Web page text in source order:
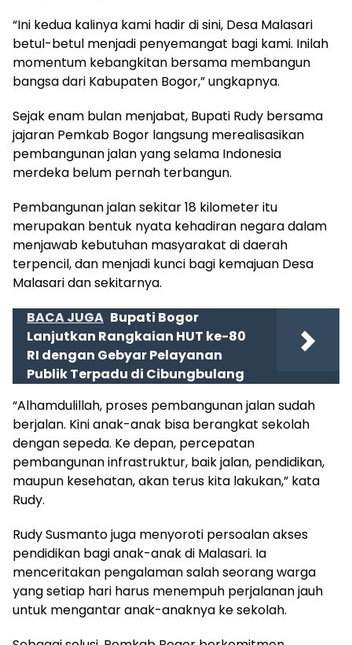
“Ini kedua kalinya kami hadir di sini, Desa Malasari
betul-betul menjadi penyemangat bagi kami. Inilah
momentum kebangkitan bersama membangun
bangsa dari Kabupaten Bogor,” ungkapnya.
Sejak enam bulan menjabat, Bupati Rudy bersama
jajaran Pemkab Bogor langsung merealisasikan
pembangunan jalan yang selama Indonesia
merdeka belum pernah terbangun.
Pembangunan jalan sekitar 18 kilometer itu
merupakan bentuk nyata kehadiran negara dalam
menjawab kebutuhan masyarakat di daerah
terpencil, dan menjadi kunci bagi kemajuan Desa
Malasari dan sekitarnya.
BACA JUGA Bupati Bogor
Lanjutkan Rangkaian HUT ke-80
RI dengan Gebyar Pelayanan
Publik Terpadu di Cibungbulang
“Alhamdulillah, proses pembangunan jalan sudah
berjalan. Kini anak-anak bisa berangkat sekolah
dengan sepeda. Ke depan, percepatan
pembangunan infrastruktur, baik jalan, pendidikan,
maupun kesehatan, akan terus kita lakukan,” kata
Rudy.
Rudy Susmanto juga menyoroti persoalan akses
pendidikan bagi anak-anak di Malasari. Ia
menceritakan pengalaman salah seorang warga
yang setiap hari harus menempuh perjalanan jauh
untuk mengantar anak-anaknya ke sekolah.